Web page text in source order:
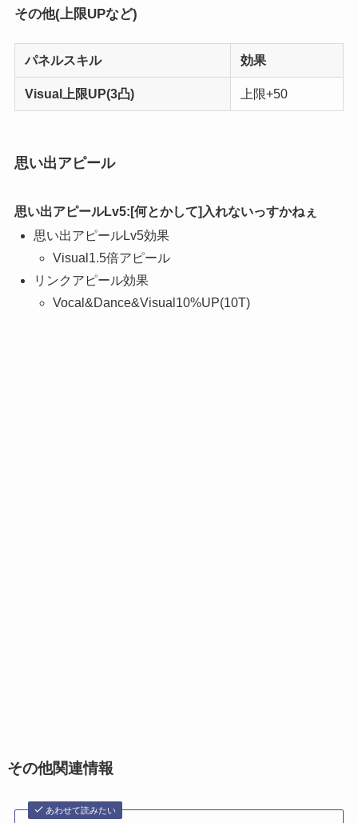
その他(上限UPなど)
パネルスキル 効果
Visual 上限UP(3凸) 上限+50
思い出アピール
思い出アピールLv5:[何とかして]入れないっすかねぇ
思い出アピールLv5効果
Visual1.5倍アピール
リンクアピール効果
Vocal&Dance&Visual10%UP(10T)
その他関連情報
あわせて読みたい